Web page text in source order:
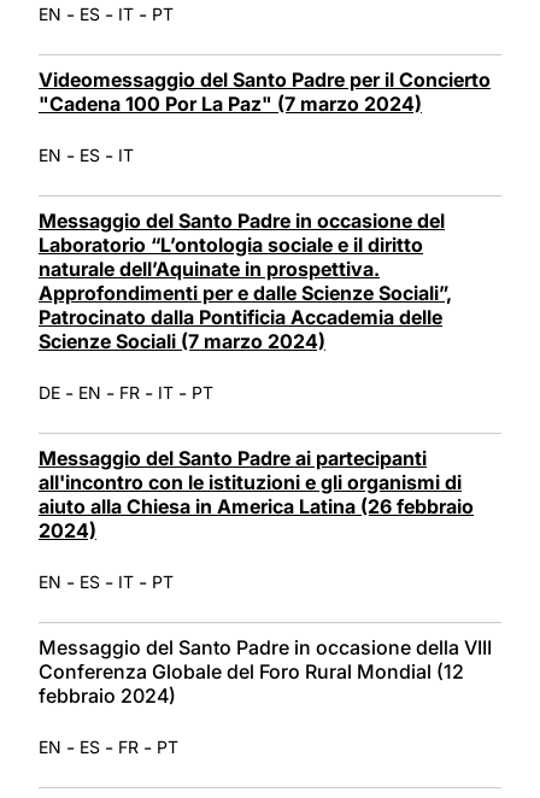
EN - ES - IT - PT
Videomessaggio del Santo Padre per il Concierto
"Cadena 100 Por La Paz" (7 marzo 2024)
EN - ES - IT
Messaggio del Santo Padre in occasione del
Laboratorio “L’ontologia sociale e il diritto
naturale dell’Aquinate in prospettiva.
Approfondimenti per e dalle Scienze Sociali”,
Patrocinato dalla Pontificia Accademia delle
Scienze Sociali (7 marzo 2024)
DE - EN - FR - IT - PT
Messaggio del Santo Padre ai partecipanti
all'incontro con le istituzioni e gli organismi di
aiuto alla Chiesa in America Latina (26 febbraio
2024)
EN - ES - IT - PT
Messaggio del Santo Padre in occasione della VIII
Conferenza Globale del Foro Rural Mondial (12
febbraio 2024)
EN - ES - FR - PT